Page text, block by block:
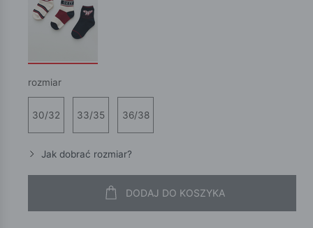
rozmiar
30/32 33/35 36/38
Jak dobrać rozmiar?
DODAJ DO KOSZYKA